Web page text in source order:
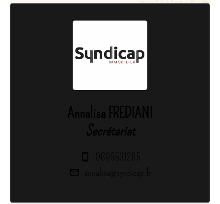
Annalisa FREDIANI
Secrétariat
0699531285
annalisa@syndicap.fr